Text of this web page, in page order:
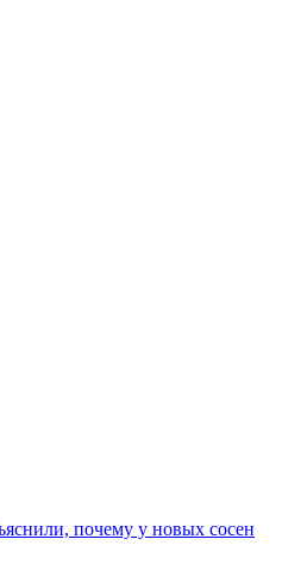
почему у новых сосен